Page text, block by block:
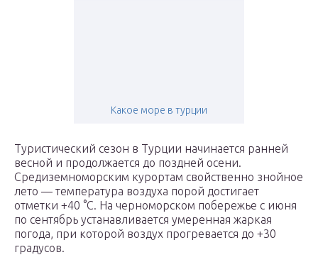
Какое море в турции
Туристический сезон в Турции начинается ранней
весной и продолжается до поздней осени.
Средиземноморским курортам свойственно знойное
лето — температура воздуха порой достигает
отметки +40 °С. На черноморском побережье с июня
по сентябрь устанавливается умеренная жаркая
погода, при которой воздух прогревается до +30
градусов.